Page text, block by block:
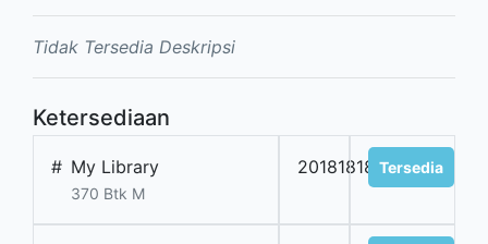
Tidak Tersedia Deskripsi
Ketersediaan
# My Library
370 Btk M
201818180Tersedia